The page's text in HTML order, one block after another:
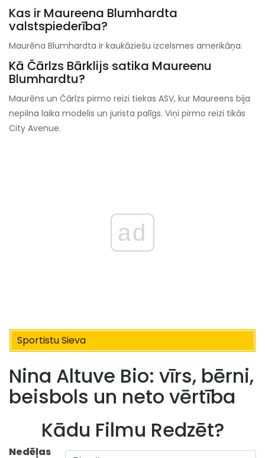
Kas ir Maureena Blumhardta
valstspiederība?
Maurēna Blumhardta ir kaukāziešu izcelsmes amerikāņa.
Kā Čārlzs Bārklijs satika Maureenu
Blumhardtu?
Maurēns un Čārlzs pirmo reizi tiekas ASV, kur Maureens bija
nepilna laika modelis un jurista palīgs. Viņi pirmo reizi tikās
City Avenue.
ad
Sportistu Sieva
Nina Altuve Bio: vīrs, bērni,
beisbols un neto vērtība
Kādu Filmu Redzēt?
Nedēļas